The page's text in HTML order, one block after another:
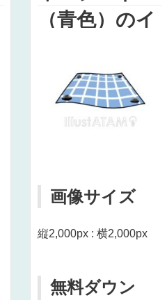
（青色）のイ
画像サイズ
縦2,000px : 横2,000px
無料ダウン